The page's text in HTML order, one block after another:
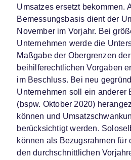
Umsatzes ersetzt bekommen.
Bemessungsbasis dient der
November im Vorjahr. Bei
Unternehmen werde die
Maßgabe der Obergrenzen
beihilferechtlichen Vorgaben
im Beschluss. Bei neu
Unternehmen soll ein anderer
(bspw. Oktober 2020)
können und
berücksichtigt werden.
können als Bezugsrahmen für
den durchschnittlichen